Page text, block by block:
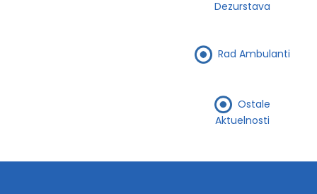
Dezurstava
Rad Ambulanti
Ostale
Aktuelnosti